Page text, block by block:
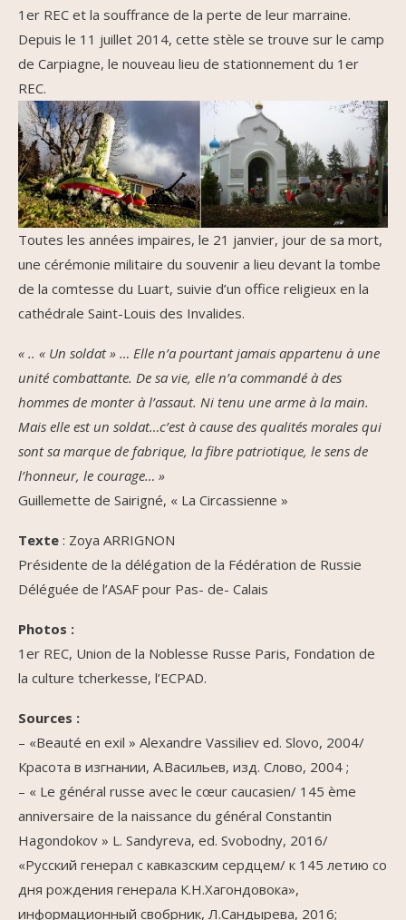
1er REC et la souffrance de la perte de leur marraine.
Depuis le 11 juillet 2014, cette stèle se trouve sur le camp
de Carpiagne, le nouveau lieu de stationnement du 1er
REC.
Toutes les années impaires, le 21 janvier, jour de sa mort,
une cérémonie militaire du souvenir a lieu devant la tombe
de la comtesse du Luart, suivie d’un office religieux en la
cathédrale Saint-Louis des Invalides.
« .. « Un soldat » … Elle n’a pourtant jamais appartenu à une
unité combattante. De sa vie, elle n’a commandé à des
hommes de monter à l’assaut. Ni tenu une arme à la main.
Mais elle est un soldat…c’est à cause des qualités morales qui
sont sa marque de fabrique, la fibre patriotique, le sens de
l’honneur, le courage… »
Guillemette de Sairigné, « La Circassienne »
Texte : Zoya ARRIGNON
Présidente de la délégation de la Fédération de Russie
Déléguée de l’ASAF pour Pas- de- Calais
Photos :
1er REC, Union de la Noblesse Russe Paris, Fondation de
la culture tcherkesse, l’ECPAD.
Sources :
– «Beauté en exil » Alexandre Vassiliev ed. Slovo, 2004/
Красота в изгнании, А.Васильев, изд. Слово, 2004 ;
– « Le général russe avec le cœur caucasien/ 145 ème
anniversaire de la naissance du général Constantin
Hagondokov » L. Sandyreva, ed. Svobodny, 2016/
«Русский генерал с кавказским сердцем/ к 145 летию со
дня рождения генерала К.Н.Хагондовока»,
информационный свобрник, Л.Сандырева, 2016;